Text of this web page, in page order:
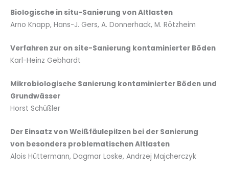
Biologische in situ-Sanierung von Altlasten
Arno Knapp, Hans-J. Gers, A. Donnerhack, M. Rötzheim
Verfahren zur on site-Sanierung kontaminierter Böden
Karl-Heinz Gebhardt
Mikrobiologische Sanierung kontaminierter Böden und
Grundwässer
Horst Schüßler
Der Einsatz von Weißfäulepilzen bei der Sanierung
von besonders problematischen Altlasten
Alois Hüttermann, Dagmar Loske, Andrzej Majcherczyk